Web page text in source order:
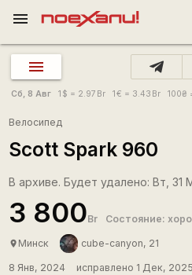
menu
Сб, 8 Авг 1 $ = 2.97 Br 1€ = 3.43 Br 100₴
Велосипед
Sсоtt Sраrk 960
В архиве. Будет удалено: Вт, 31
3 800Br Состояние:
place Минск cube-canyon, 21
8 Янв, 2024 исправлено 1 Дек, 2025